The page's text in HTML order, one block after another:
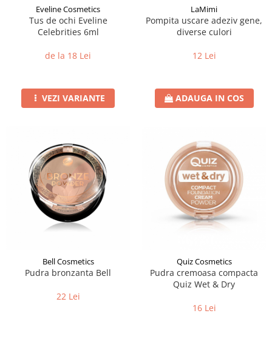
Eveline Cosmetics
Tus de ochi Eveline
Celebrities 6ml
de la 18 Lei
VEZI VARIANTE
LaMimi
Pompita uscare adeziv gene,
diverse culori
12 Lei
ADAUGA IN COS
Bell Cosmetics
Pudra bronzanta Bell
22 Lei
Quiz Cosmetics
Pudra cremoasa compacta
Quiz Wet & Dry
16 Lei